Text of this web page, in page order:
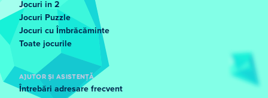
Jocuri in 2
Jocuri Puzzle
Jocuri cu Îmbrăcăminte
Toate jocurile
AJUTOR ȘI ASISTENȚĂ
Întrebări adresare frecvent